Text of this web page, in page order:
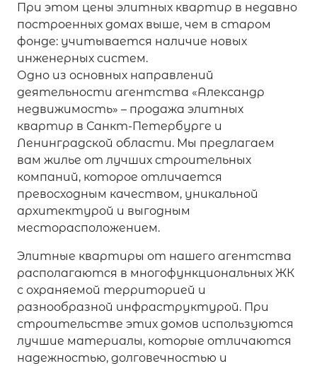
При этом цены элитных квартир в недавно
построенных домах выше, чем в старом
фонде: учитывается наличие новых
инженерных систем.
Одно из основных направлений
деятельности агентства «Александр
недвижимость» – продажа элитных
квартир в Санкт-Петербурге и
Ленинградской области. Мы предлагаем
вам жилье от лучших строительных
компаний, которое отличается
превосходным качеством, уникальной
архитектурой и выгодным
месторасположением.
Элитные квартиры от нашего агентства
располагаются в многофункциональных ЖК
с охраняемой территорией и
разнообразной инфраструктурой. При
строительстве этих домов используются
лучшие материалы, которые отличаются
надежностью, долговечностью и